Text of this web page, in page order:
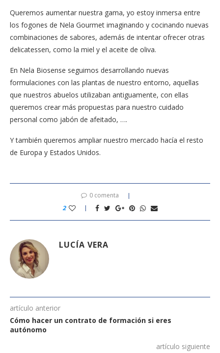
Queremos aumentar nuestra gama, yo estoy inmersa entre
los fogones de Nela Gourmet imaginando y cocinando nuevas
combinaciones de sabores, además de intentar ofrecer otras
delicatessen, como la miel y el aceite de oliva.
En Nela Biosense seguimos desarrollando nuevas
formulaciones con las plantas de nuestro entorno, aquellas
que nuestros abuelos utilizaban antiguamente, con ellas
queremos crear más propuestas para nuestro cuidado
personal como jabón de afeitado, ….
Y también queremos ampliar nuestro mercado hacía el resto
de Europa y Estados Unidos.
0 comenta
2
LUCÍA VERA
artículo anterior
Cómo hacer un contrato de formación si eres
autónomo
artículo siguiente